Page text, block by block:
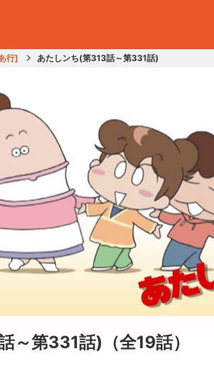
行] あたしンち(第313話～第331話)
～第331話) （全19話）